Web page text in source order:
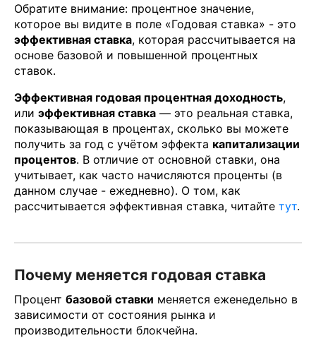
Обратите внимание: процентное значение,
которое вы видите в поле «Годовая ставка» - это
эффективная ставка, которая рассчитывается на
основе базовой и повышенной процентных
ставок.
Эффективная годовая процентная доходность,
или эффективная ставка — это реальная ставка,
показывающая в процентах, сколько вы можете
получить за год с учётом эффекта капитализации
процентов. В отличие от основной ставки, она
учитывает, как часто начисляются проценты (в
данном случае - ежедневно). О том, как
рассчитывается эффективная ставка, читайте тут.
Почему меняется годовая ставка
Процент базовой ставки меняется еженедельно в
зависимости от состояния рынка и
производительности блокчейна.